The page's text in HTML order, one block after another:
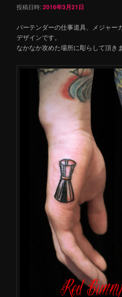
投稿日時:2016年3月21日
バーテンダーの仕事道具、メジャー
デザインです。
なかなか攻めた場所に彫らして頂き